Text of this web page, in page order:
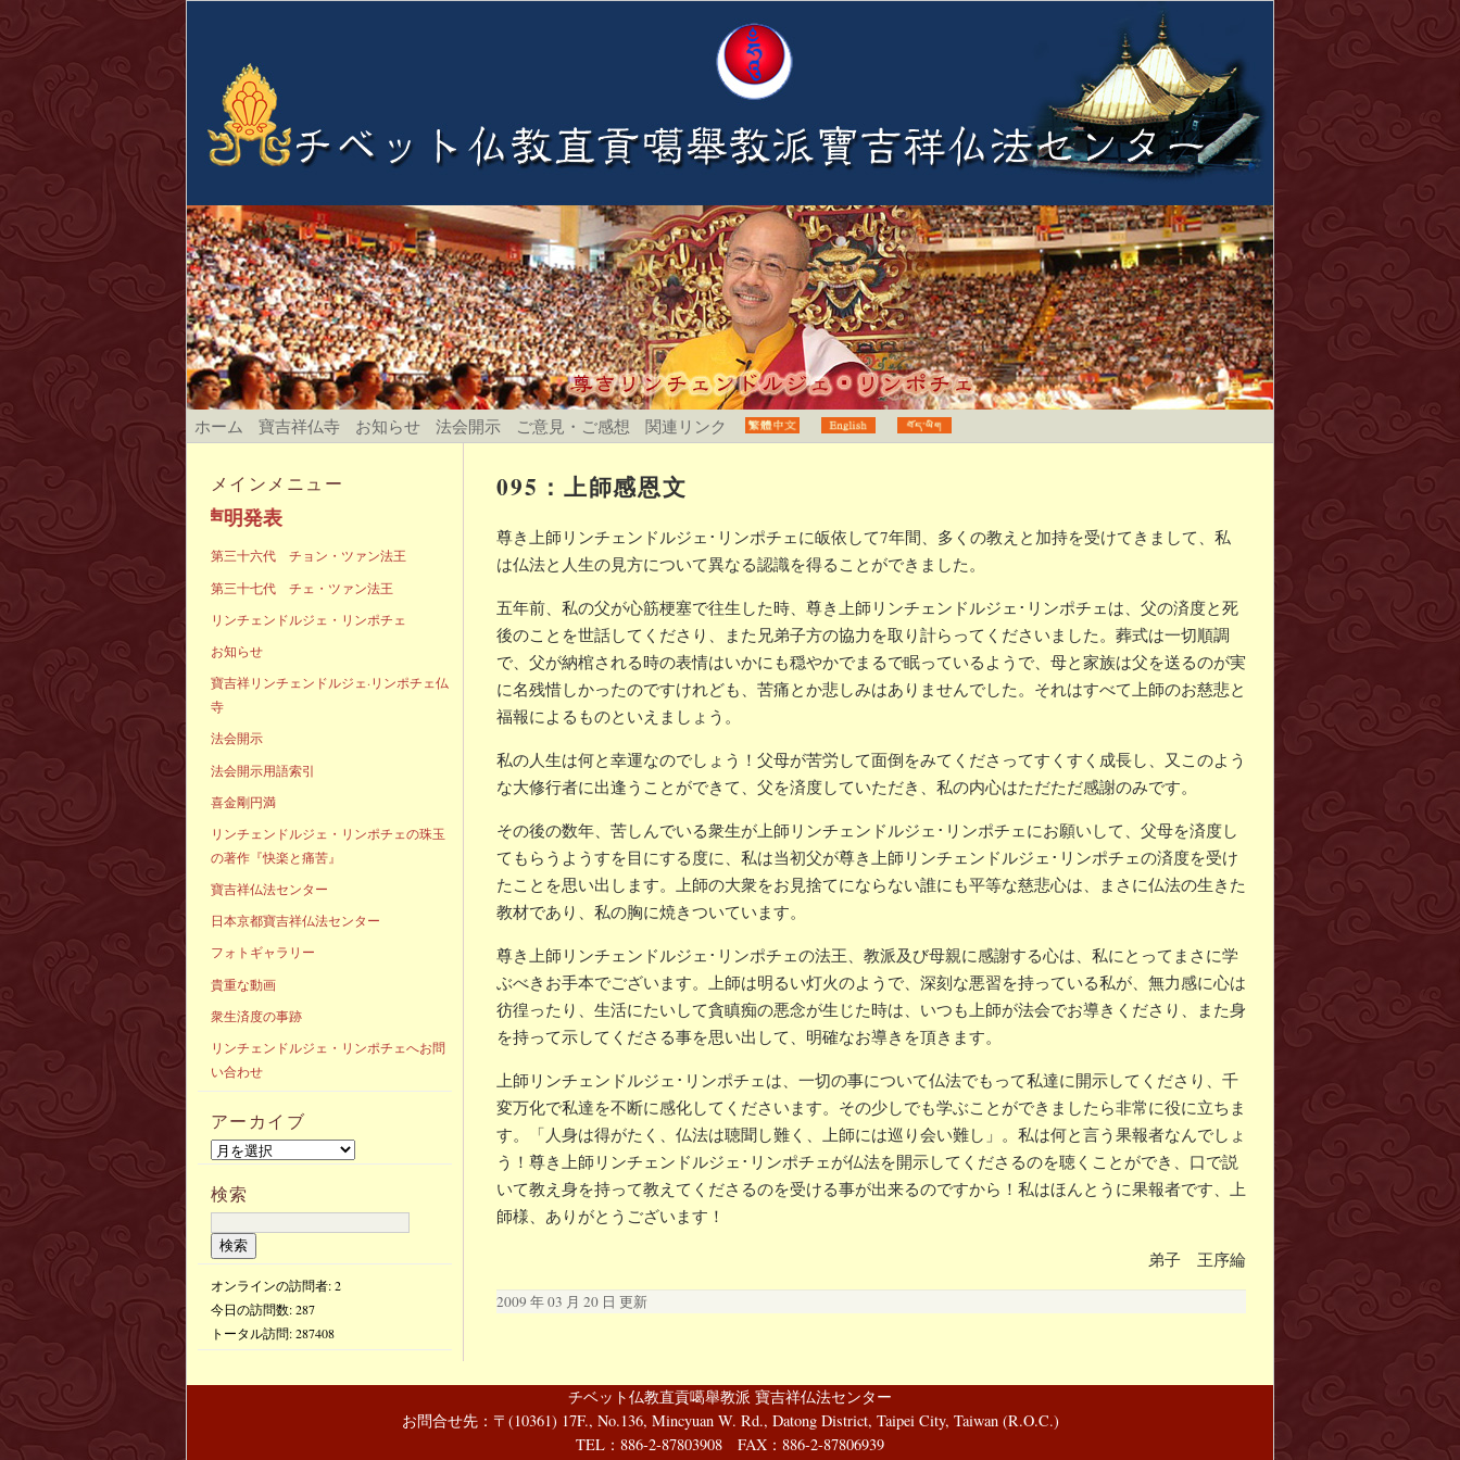
ホーム 寶吉祥仏寺 お知らせ 法会開示 ご意見・ご感想 関連リンク
095：上師感恩文
尊き上師リンチェンドルジェ･リンポチェに皈依して7年間、多くの教えと加持を受けてきまして、私
は仏法と人生の見方について異なる認識を得ることができました。
五年前、私の父が心筋梗塞で往生した時、尊き上師リンチェンドルジェ･リンポチェは、父の済度と死
後のことを世話してくださり、また兄弟子方の協力を取り計らってくださいました。葬式は一切順調
で、父が納棺される時の表情はいかにも穏やかでまるで眠っているようで、母と家族は父を送るのが実
に名残惜しかったのですけれども、苦痛とか悲しみはありませんでした。それはすべて上師のお慈悲と
福報によるものといえましょう。
私の人生は何と幸運なのでしょう！父母が苦労して面倒をみてくださってすくすく成長し、又このよう
な大修行者に出逢うことができて、父を済度していただき、私の内心はただただ感謝のみです。
その後の数年、苦しんでいる衆生が上師リンチェンドルジェ･リンポチェにお願いして、父母を済度し
てもらうようすを目にする度に、私は当初父が尊き上師リンチェンドルジェ･リンポチェの済度を受け
たことを思い出します。上師の大衆をお見捨てにならない誰にも平等な慈悲心は、まさに仏法の生きた
教材であり、私の胸に焼きついています。
尊き上師リンチェンドルジェ･リンポチェの法王、教派及び母親に感謝する心は、私にとってまさに学
ぶべきお手本でございます。上師は明るい灯火のようで、深刻な悪習を持っている私が、無力感に心は
彷徨ったり、生活にたいして貪瞋痴の悪念が生じた時は、いつも上師が法会でお導きくださり、また身
を持って示してくださる事を思い出して、明確なお導きを頂きます。
上師リンチェンドルジェ･リンポチェは、一切の事について仏法でもって私達に開示してくださり、千
変万化で私達を不断に感化してくださいます。その少しでも学ぶことができましたら非常に役に立ちま
す。「人身は得がたく、仏法は聴聞し難く、上師には巡り会い難し」。私は何と言う果報者なんでしょ
う！尊き上師リンチェンドルジェ･リンポチェが仏法を開示してくださるのを聴くことができ、口で説
いて教え身を持って教えてくださるのを受ける事が出来るのですから！私はほんとうに果報者です、上
師様、ありがとうございます！
弟子 王序綸
2009 年 03 月 20 日 更新
メインメニュー
声明発表
第三十六代 チョン・ツァン法王
第三十七代 チェ・ツァン法王
リンチェンドルジェ・リンポチェ
お知らせ
寶吉祥リンチェンドルジェ·リンポチェ仏
寺
法会開示
法会開示用語索引
喜金剛円満
リンチェンドルジェ・リンポチェの珠玉
の著作『快楽と痛苦』
寶吉祥仏法センター
日本京都寶吉祥仏法センター
フォトギャラリー
貴重な動画
衆生済度の事跡
リンチェンドルジェ・リンポチェへお問
い合わせ
アーカイブ
検索
オンラインの訪問者: 2
今日の訪問数:287
トータル訪問:287408
チベット仏教直貢噶舉教派 寶吉祥仏法センター
お問合せ先：〒(10361) 17F., No.136, Mincyuan W. Rd., Datong District, Taipei City, Taiwan (R.O.C.)
TEL：886-2-87803908 FAX：886-2-87806939